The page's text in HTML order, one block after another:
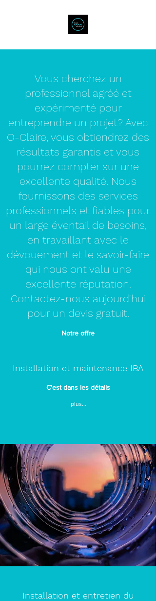
Vous cherchez un
professionnel agréé et
expérimenté pour
entreprendre un projet? Avec
O-Claire, vous obtiendrez des
résultats garantis et vous
pourrez compter sur une
excellente qualité. Nous
fournissons des services
professionnels et fiables pour
un large éventail de besoins,
en travaillant avec le
dévouement et le savoir-faire
qui nous ont valu une
excellente réputation.
Contactez-nous aujourd'hui
pour un devis gratuit.
Notre offre
Installation et maintenance IBA
C'est dans les détails
plus...
Installation et entretien du